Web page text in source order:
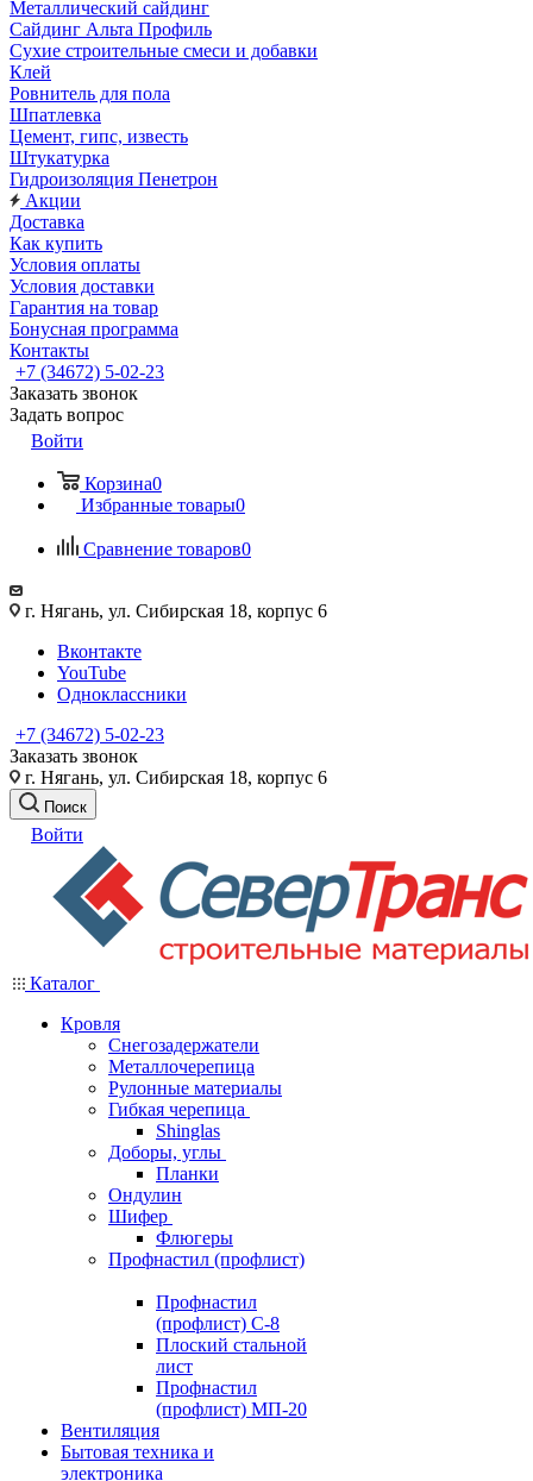
Металлический сайдинг
Сайдинг Альта Профиль
Сухие строительные смеси и добавки
Клей
Ровнитель для пола
Шпатлевка
Цемент, гипс, известь
Штукатурка
Гидроизоляция Пенетрон
Акции
Доставка
Как купить
Условия оплаты
Условия доставки
Гарантия на товар
Бонусная программа
Контакты
+7 (34672) 5-02-23
Заказать звонок
Задать вопрос
Войти
Корзина0
Избранные товары0
Сравнение товаров0
г. Нягань, ул. Сибирская 18, корпус 6
Вконтакте
YouTube
Одноклассники
+7 (34672) 5-02-23
Заказать звонок
г. Нягань, ул. Сибирская 18, корпус 6
Поиск
Войти
Каталог
Кровля
Снегозадержатели
Металлочерепица
Рулонные материалы
Гибкая черепица
Shinglas
Доборы, углы
Планки
Ондулин
Шифер
Флюгеры
Профнастил (профлист)
Профнастил
(профлист) С-8
Плоский стальной
лист
Профнастил
(профлист) МП-20
Вентиляция
Бытовая техника и
электроника